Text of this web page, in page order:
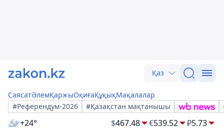
Қаз
СаясатӘлемҚаржыОқиғаҚұқықМақалалар
#Референдум-2026
#Қазақстан мақтанышы
+24° $467.48 €539.52 ₽5.73